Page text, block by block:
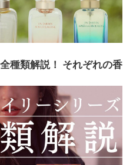
種類解説！ それぞれの香